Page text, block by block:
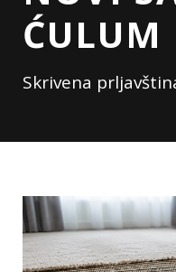
ĆULUM
Skrivena